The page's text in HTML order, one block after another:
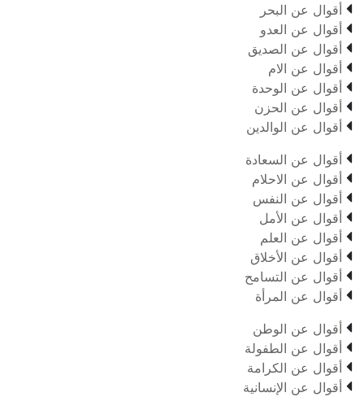
 أقوال عن البحر
 أقوال عن العدو
 أقوال عن الصديق
 أقوال عن الام
 أقوال عن الوحدة
 أقوال عن الحزن
 أقوال عن الوالدين
 أقوال عن السعادة
 أقوال عن الاحلام
 أقوال عن النفس
 أقوال عن الأمل
 أقوال عن العلم
 أقوال عن الأخلاق
 أقوال عن التسامح
 أقوال عن المرأة
 أقوال عن الوطن
 أقوال عن الطفولة
 أقوال عن الكرامة
 أقوال عن الإنسانية